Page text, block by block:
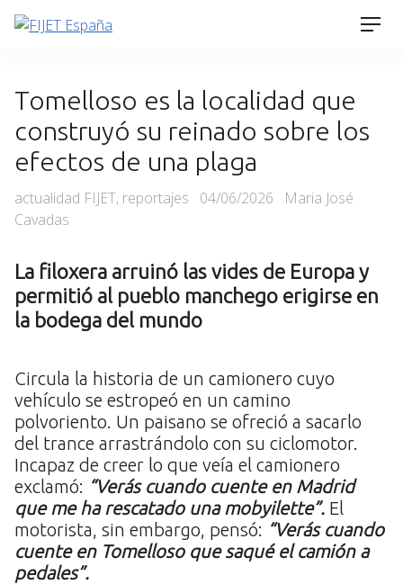
Skip
Tomelloso es la localidad que
construyó su reinado sobre los
efectos de una plaga
Categories
actualidad FIJET, reportajes
Posted
04/06/2026
Maria José
Cavadas
La filoxera arruinó las vides de Europa y
permitió al pueblo manchego erigirse en
la bodega del mundo
Circula la historia de un camionero cuyo
vehículo se estropeó en un camino
polvoriento. Un paisano se ofreció a sacarlo
del trance arrastrándolo con su ciclomotor.
Incapaz de creer lo que veía el camionero
exclamó: “Verás cuando cuente en Madrid
que me ha rescatado una mobyilette”. El
motorista, sin embargo, pensó: “Verás cuando
cuente en Tomelloso que saqué el camión a
pedales”.